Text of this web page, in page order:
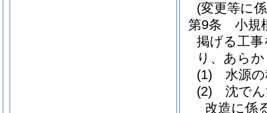
(変更等に
第9条
小規
掲げる工
り、あら
(1)
水源
(2)
沈で
改造に係